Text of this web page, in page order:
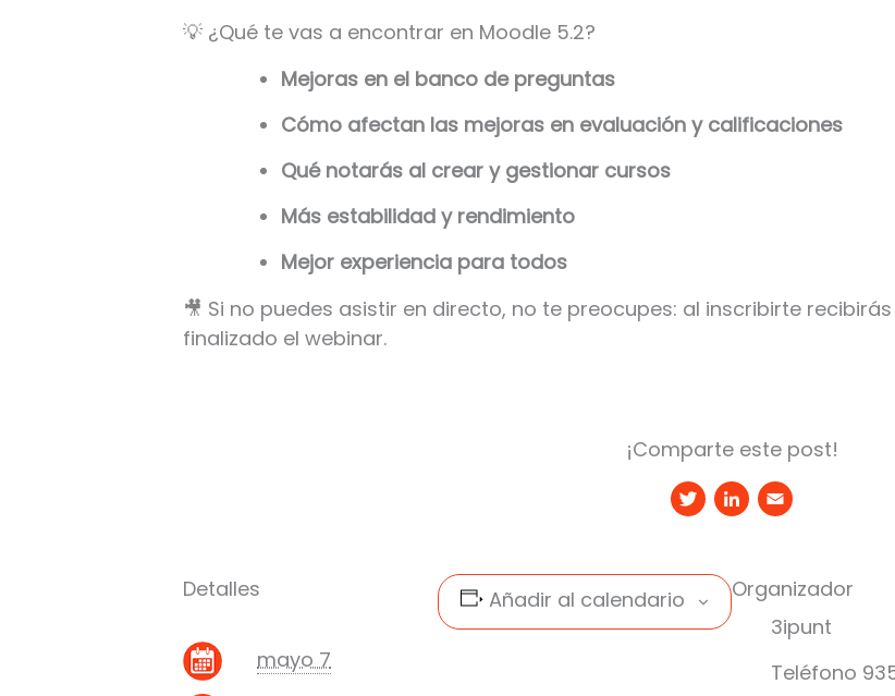
💡 ¿Qué te vas a encontrar en Moodle 5.2?
Mejoras en el banco de preguntas
Cómo afectan las mejoras en evaluación y calificaciones
Qué notarás al crear y gestionar cursos
Más estabilidad y rendimiento
Mejor experiencia para todos
🎥 Si no puedes asistir en directo, no te preocupes: al inscribirte
finalizado el webinar.
¡Comparte este post!
TwitterLinkedIn
Detalles
mayo 7
Añadir al calendario
Organizador
3ipunt
Teléfono